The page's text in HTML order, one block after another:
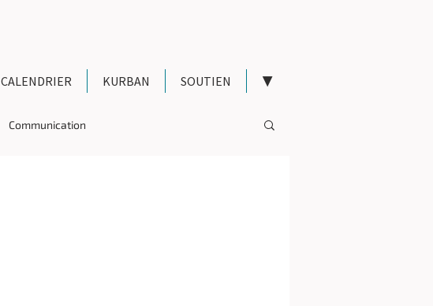
CALENDRIER KURBAN SOUTIEN ▼
Communication